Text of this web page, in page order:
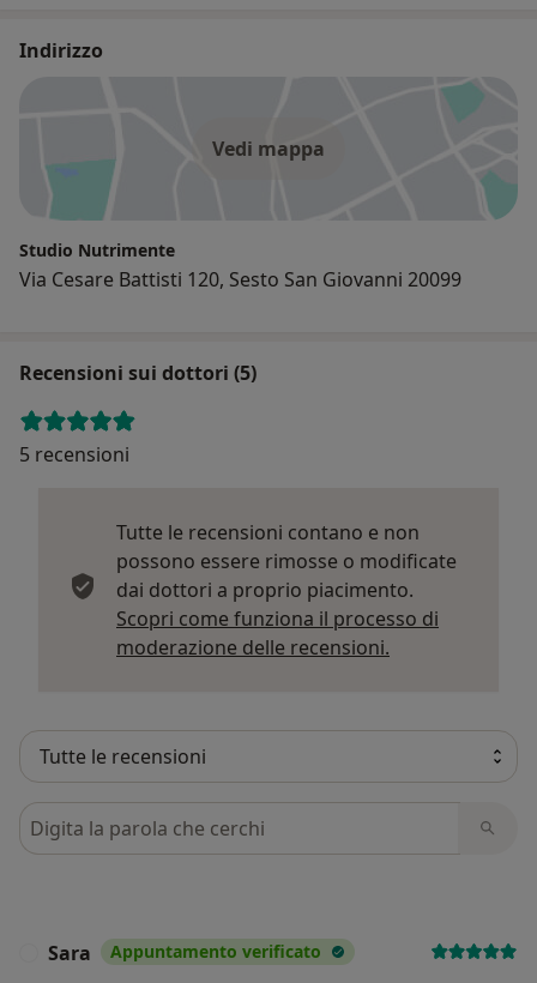
Indirizzo
Vedi mappa
Studio Nutrimente
Via Cesare Battisti 120, Sesto San Giovanni 20099
Recensioni sui dottori (5)
5 recensioni
Tutte le recensioni contano e non
possono essere rimosse o modificate
dai dottori a proprio piacimento.
Scopri come funziona il processo di
moderazione delle recensioni.
Cerca nelle recensioni
Sara Appuntamento verificato